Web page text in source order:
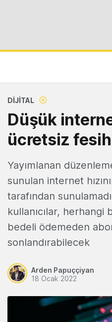
DIJITAL
Düşük
ücretsiz
Yayımlanan
sunulan internet
tarafından
kullanıcılar, herhangi
bedeli ödemeden
sonlandırabilecek
Arden Papuççiyan
18 Ocak 2022